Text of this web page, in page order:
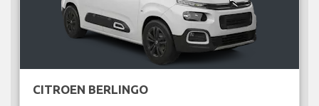
CITROEN BERLINGO